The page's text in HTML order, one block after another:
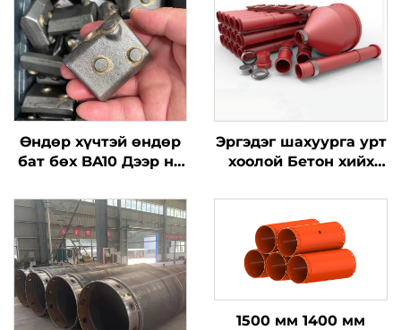
Өндөр хүчтэй өндөр
бат бөх BA10 Дээр нь
зээрэнцүүдийн сав
Суурь хийх үед
дэгдэх хэсгүүд
Эргэдэг шахуурга урт
хоолой Бетон хийх
давхар ган шахуурга
1500 мм 1400 мм